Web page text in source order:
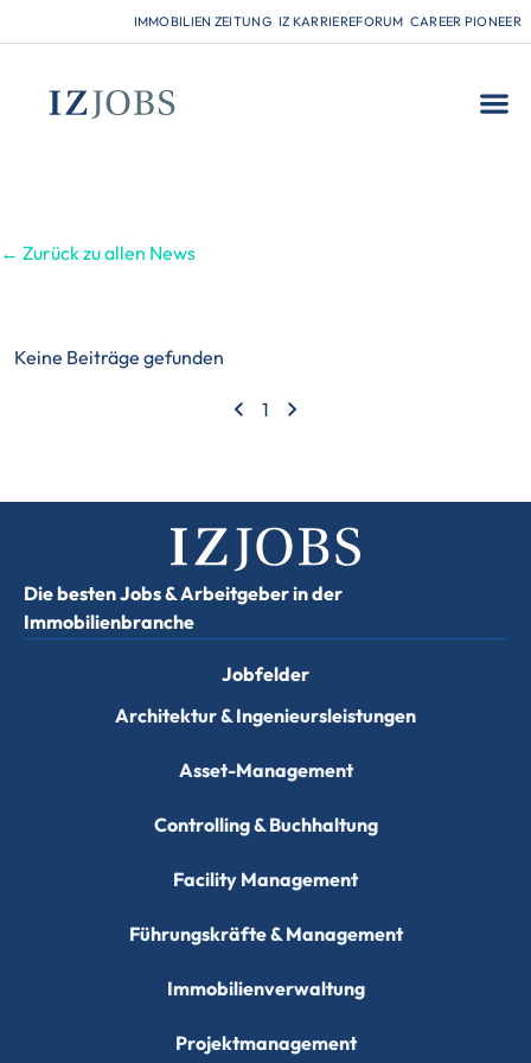
IMMOBILIEN ZEITUNG IZ KARRIEREFORUM CAREER PIONEER
← Zurück zu allen News
Keine Beiträge gefunden
1
Die besten Jobs & Arbeitgeber in der
Immobilienbranche
Jobfelder
Architektur & Ingenieursleistungen
Asset-Management
Controlling & Buchhaltung
Facility Management
Führungskräfte & Management
Immobilienverwaltung
Projektmanagement